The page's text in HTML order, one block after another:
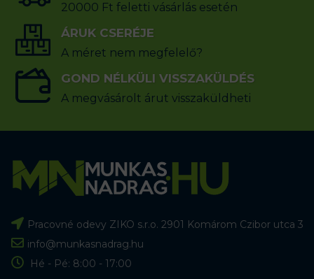
20000 Ft feletti vásárlás esetén
ÁRUK CSERÉJE
A méret nem megfelelő?
GOND NÉLKÜLI VISSZAKÜLDÉS
A megvásárolt árut visszaküldheti
Pracovné odevy ZIKO s.r.o. 2901 Komárom Czibor utca 3
info@munkasnadrag.hu
Hé - Pé: 8:00 - 17:00